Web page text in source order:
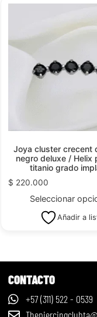
Joya cluster crecent
negro deluxe / Helix
titanio grado
$ 220.000
Seleccionar
Añadir a
CONTACTO
+57 (311) 522 - 0539